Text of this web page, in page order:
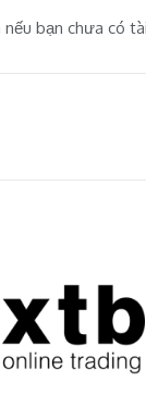
bạn chưa có